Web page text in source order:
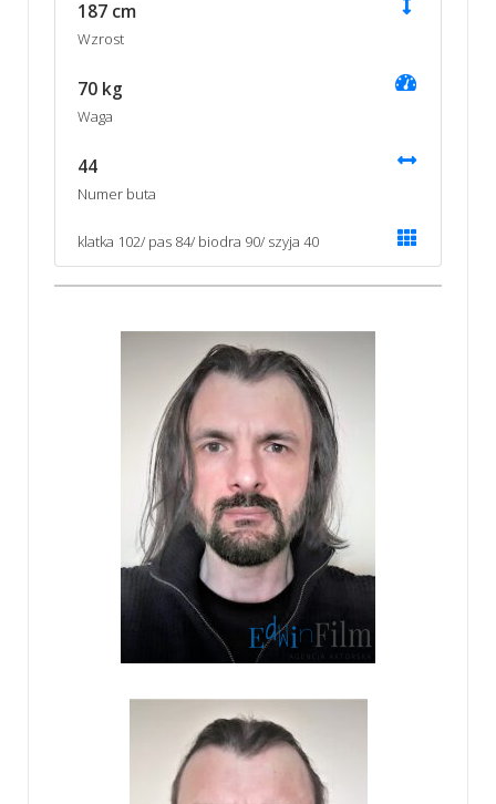
187 cm
Wzrost
70 kg
Waga
44
Numer buta
klatka 102/ pas 84/ biodra 90/ szyja 40